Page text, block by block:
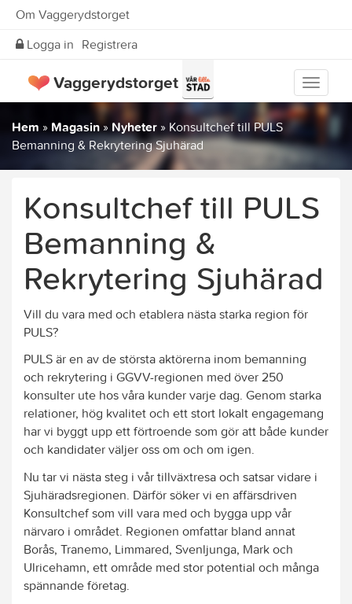
Om Vaggerydstorget
Logga in Registrera
Visa
meny
Vaggerydstorget
Hem » Magasin» Nyheter » Konsultchef till PULS
Bemanning & Rekrytering Sjuhärad
Konsultchef till PULS
Bemanning &
Rekrytering Sjuhärad
Vill du vara med och etablera nästa starka region för
PULS?
PULS är en av de största aktörerna inom bemanning
och rekrytering i GGVV-regionen med över 250
konsulter ute hos våra kunder varje dag. Genom starka
relationer, hög kvalitet och ett stort lokalt engagemang
har vi byggt upp ett förtroende som gör att både kunder
och kandidater väljer oss om och om igen.
Nu tar vi nästa steg i vår tillväxtresa och satsar vidare i
Sjuhäradsregionen. Därför söker vi en affärsdriven
Konsultchef som vill vara med och bygga upp vår
närvaro i området. Regionen omfattar bland annat
Borås, Tranemo, Limmared, Svenljunga, Mark och
Ulricehamn, ett område med stor potential och många
spännande företag.